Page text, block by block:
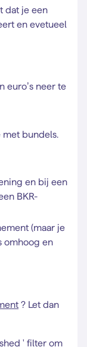
dat je een
en evetueel
euro’s neer te
met bundels.
en bij een
BKR-
(maar je
omhoog en
? Let dan
' filter om